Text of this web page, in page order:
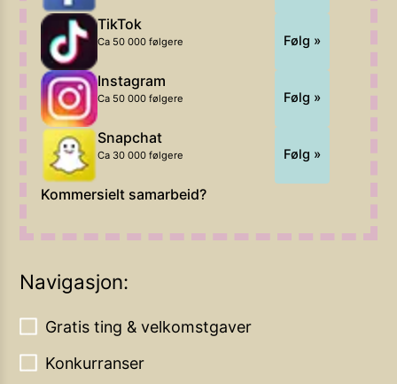
TikTok
Ca 50 000 følgere Følg »
Instagram
Ca 50 000 følgere Følg »
Snapchat
Ca 30 000 følgere Følg »
Kommersielt samarbeid?
Navigasjon:
Gratis ting & velkomstgaver
Konkurranser